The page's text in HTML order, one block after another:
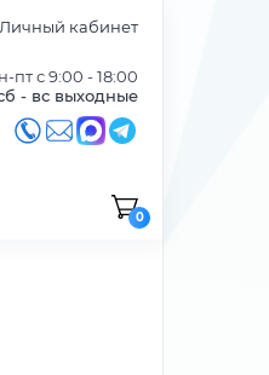
Личный кабинет
с 9:00 - 18:00
- вс выходные
0